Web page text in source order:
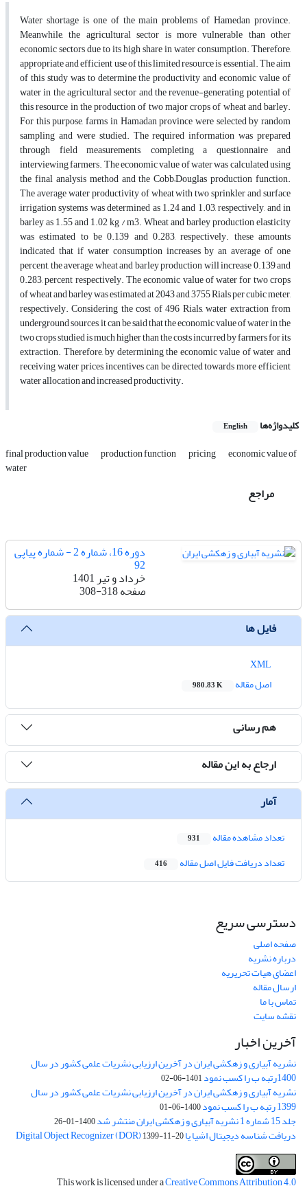
Water shortage is one of the main problems of Hamedan province.
Meanwhile, the agricultural sector is more vulnerable than other
economic sectors due to its high share in water consumption. Therefore,
appropriate and efficient use of this limited resource is essential. The aim
of this study was to determine the productivity and economic value of
water in the agricultural sector and the revenue-generating potential of
this resource in the production of two major crops of wheat and barley.
For this purpose, farms in Hamadan province were selected by random
sampling and were studied. The required information was prepared
through field measurements, completing a questionnaire and
interviewing farmers. The economic value of water was calculated using
the final analysis method and the Cobb–Douglas production function.
The average water productivity of wheat with two sprinkler and surface
irrigation systems was determined as 1.24 and 1.03, respectively, and in
barley as 1.55 and 1.02 kg / m3. Wheat and barley production elasticity
was estimated to be 0.139 and 0.283, respectively. these amounts
indicated that if water consumption increases by an average of one
percent, the average wheat and barley production will increase 0.139 and
0.283, percent respectively. The economic value of water for two crops
of wheat and barley was estimated at 2043 and 3755 Rials per cubic meter,
respectively. Considering the cost of 496 Rials, water extraction from
underground sources, it can be said that the economic value of water in the
two crops studied is much higher than the costs incurred by farmers for its
extraction. Therefore, by determining the economic value of water and
receiving water prices, incentives can be directed towards more efficient
water allocation and increased productivity.
کلیدواژه‌ها English
final production value production function pricing economic value of
water
مراجع
دوره 16، شماره 2 - شماره پیاپی
92
خرداد و تیر 1401
صفحه308-318
فایل ها
اصل مقاله
980.83 K
هم رسانی
ارجاع به این مقاله
آمار
تعداد مشاهده مقاله 931
تعداد دریافت فایل اصل مقاله 416
دسترسی سریع
صفحه اصلی
درباره نشریه
اعضای هیات تحریریه
ارسال مقاله
تماس با ما
نقشه سایت
آخرین اخبار
نشریه آبیاری و زهکشی ایران در آخرین ارزیابی نشریات علمی کشور در سال
1400رتبه ب را کسب نمود 1401-06-02
نشریه آبیاری و زهکشی ایران در آخرین ارزیابی نشریات علمی کشور در سال
1399 رتبه ب را کسب نمود 1400-06-01
جلد 15 شماره 1 نشریه آبیاری و زهکشی ایران منتشر شد 1400-01-26
دریافت شناسه دیجیتال اشیا یا Digital Object Recognizer (DOR)1399-11-20